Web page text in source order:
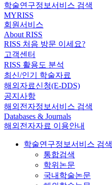
학술연구정보서비스 검색
MYRISS
회원서비스
About RISS
RISS 처음 방문 이세요?
고객센터
RISS 활용도 분석
최신/인기 학술자료
해외자료신청(E-DDS)
공지사항
해외전자정보서비스 검색
Databases & Journals
해외전자자료 이용안내
학술연구정보서비스 검색
통합검색
학위논문
국내학술논문